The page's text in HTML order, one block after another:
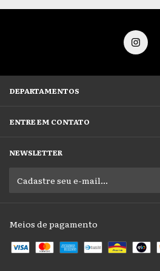
DEPARTAMENTOS
ENTRE EM CONTATO
NEWSLETTER
Meios de pagamento